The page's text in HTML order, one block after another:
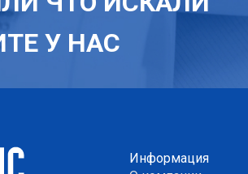
У НАС
Информация